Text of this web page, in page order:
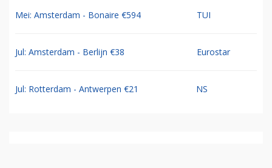
Mei: Amsterdam - Bonaire €594 TUI
Jul: Amsterdam - Berlijn €38 Eurostar
Jul: Rotterdam - Antwerpen €21 NS